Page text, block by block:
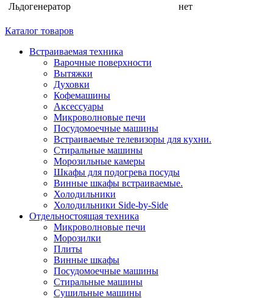
Льдогенератор
нет
Каталог товаров
Встраиваемая техника
Варочные поверхности
Вытяжки
Духовки
Кофемашины
Аксессуары
Микроволновые печи
Посудомоечные машины
Встраиваемые телевизоры для кухни.
Стиральные машины
Морозильные камеры
Шкафы для подогрева посуды
Винные шкафы встраиваемые.
Холодильники
Холодильники Side-by-Side
Отдельностоящая техника
Микроволновые печи
Морозилки
Плиты
Винные шкафы
Посудомоечные машины
Стиральные машины
Сушильные машины